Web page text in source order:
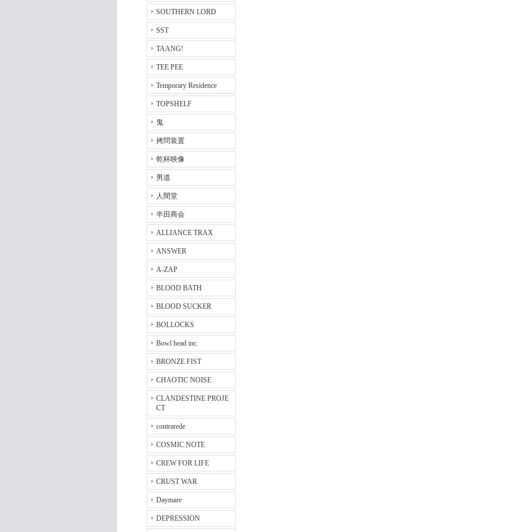
SOUTHERN LORD
SST
TAANG!
TEE PEE
Temporary Residence
TOPSHELF
鬼
拷問装置
乾杯映像
男道
人間堂
半田商会
ALLIANCE TRAX
ANSWER
A-ZAP
BLOOD BATH
BLOOD SUCKER
BOLLOCKS
Bowl head inc.
BRONZE FIST
CHAOTIC NOISE
CLANDESTINE PROJE
CT
contrarede
COSMIC NOTE
CREW FOR LIFE
CRUST WAR
Daymare
DEPRESSION